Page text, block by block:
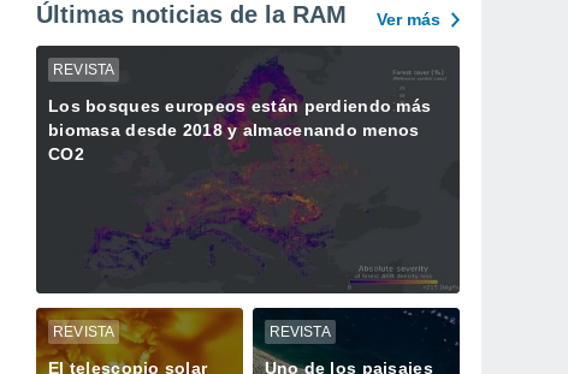
Últimas noticias de la RAM Ver más
REVISTA
Los bosques europeos están perdiendo más
biomasa desde 2018 y almacenando menos
CO2
REVISTA
El telescopio solar
REVISTA
Uno de los paisajes